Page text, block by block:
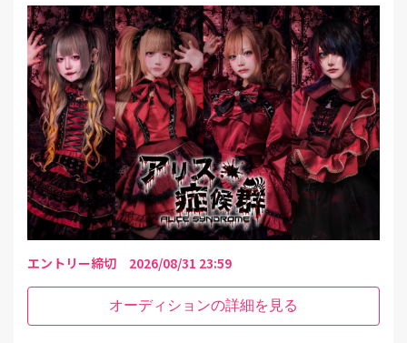
エントリー締切 2026/08/31 23:59
オーディションの詳細を見る